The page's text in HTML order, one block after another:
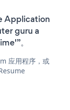
Application
guru a
。
应用程序，或